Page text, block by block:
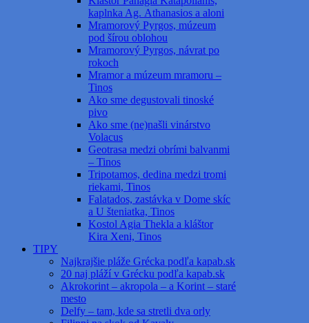
kaplnka Ag. Athanasios a aloni
Mramorový Pyrgos, múzeum
pod šírou oblohou
Mramorový Pyrgos, návrat po
rokoch
Mramor a múzeum mramoru –
Tinos
Ako sme degustovali tinoské
pivo
Ako sme (ne)našli vinárstvo
Volacus
Geotrasa medzi obrími balvanmi
– Tinos
Tripotamos, dedina medzi tromi
riekami, Tinos
Falatados, zastávka v Dome skíc
a U šteniatka, Tinos
Kostol Agia Thekla a kláštor
Kira Xeni, Tinos
TIPY
Najkrajšie pláže Grécka podľa kapab.sk
20 naj pláží v Grécku podľa kapab.sk
Akrokorint – akropola – a Korint – staré
mesto
Delfy – tam, kde sa stretli dva orly